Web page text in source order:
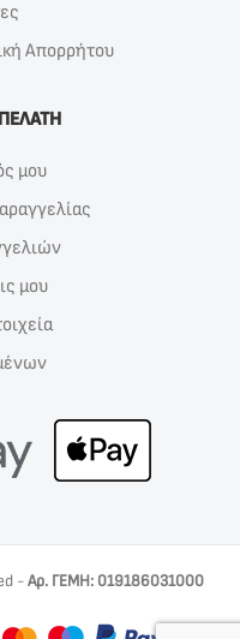
Απορρήτου
μου
μου
-Αρ. ΓΕΜΗ: 019186031000